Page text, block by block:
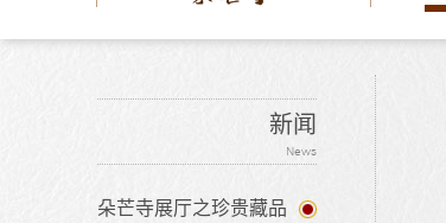
新闻
News
朵芒寺展厅之珍贵藏品